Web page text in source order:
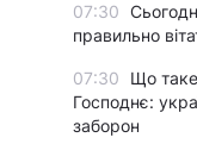
07:30
правильно
07:30
Що
Господнє:
заборон